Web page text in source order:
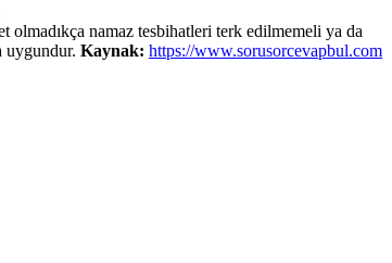
namaz tesbihatleri terk edilmemeli ya da
uygundur. Kaynak: https://www.sorusorcevapbul.com